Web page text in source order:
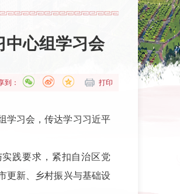
中心组学习会
打印
到：
学习会，传达学习习近平
践要求，紧扣自治区党
更新、乡村振兴与基础设